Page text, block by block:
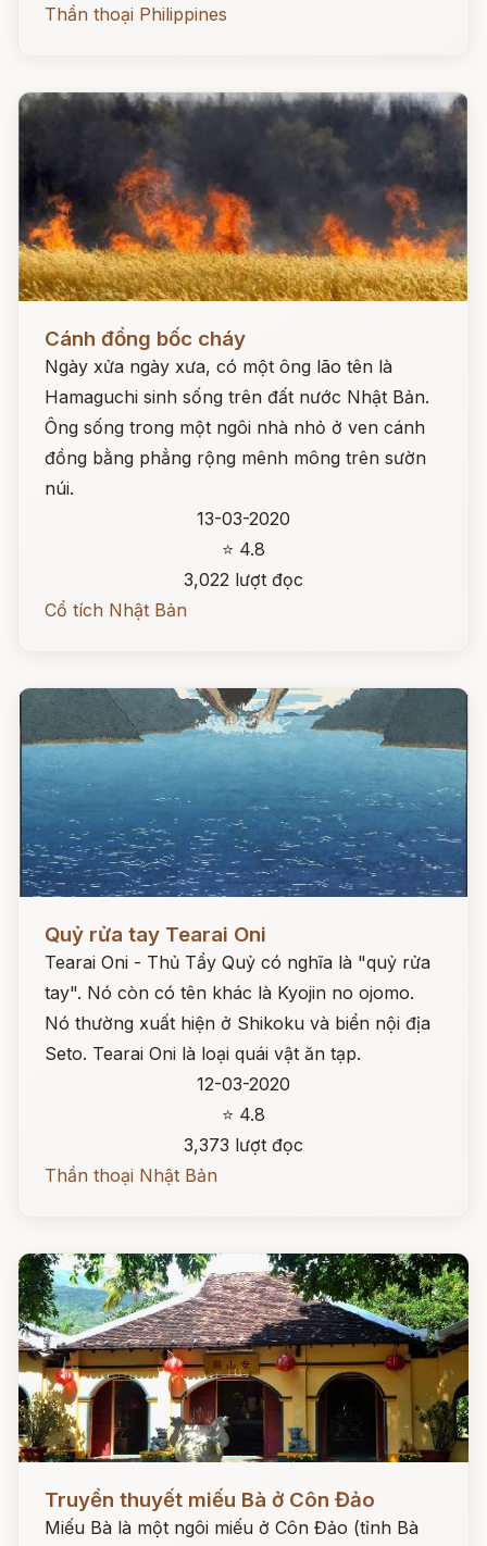
Thần thoại Philippines
Cánh đồng bốc cháy
Ngày xửa ngày xưa, có một ông lão tên là
Hamaguchi sinh sống trên đất nước Nhật Bản.
Ông sống trong một ngôi nhà nhỏ ở ven cánh
đồng bằng phẳng rộng mênh mông trên sườn
núi.
13-03-2020
⭐ 4.8
3,022 lượt đọc
Cổ tích Nhật Bản
Quỷ rửa tay Tearai Oni
Tearai Oni - Thủ Tẩy Quỷ có nghĩa là "quỷ rửa
tay". Nó còn có tên khác là Kyojin no ojomo.
Nó thường xuất hiện ở Shikoku và biển nội địa
Seto. Tearai Oni là loại quái vật ăn tạp.
12-03-2020
⭐ 4.8
3,373 lượt đọc
Thần thoại Nhật Bản
Đọc ngay
Truyền thuyết miếu Bà ở Côn Đảo
Miếu Bà là một ngôi miếu ở Côn Đảo (tỉnh Bà